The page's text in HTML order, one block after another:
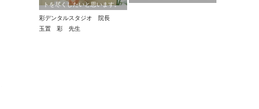
トを尽くしたいと思います。
彩デンタルスタジオ 院長
玉置 彩 先生